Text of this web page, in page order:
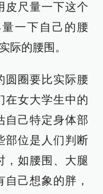
皮尺量一下这个
一下自己的腰
际的腰围。
圆圈要比实际腰
在女大学生中的
自己特定身体部
部位是人们判断
，如腰围、大腿
己想象的胖，